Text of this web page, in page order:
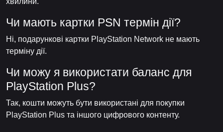
Чи мають картки PSN термін дії?
Ні, подарункові картки PlayStation Network не мають
терміну дії.
Чи можу я використати баланс для
PlayStation Plus?
Так, кошти можуть бути використані для покупки
PlayStation Plus та іншого цифрового контенту.